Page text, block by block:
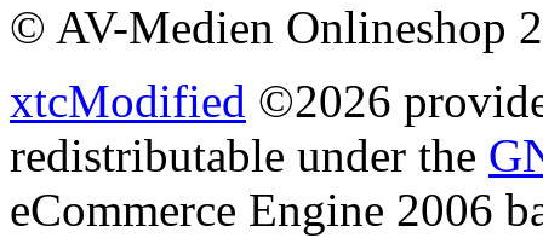
© AV-Medien Onlineshop
xtcModified ©2026
redistributable under the
eCommerce Engine 2006